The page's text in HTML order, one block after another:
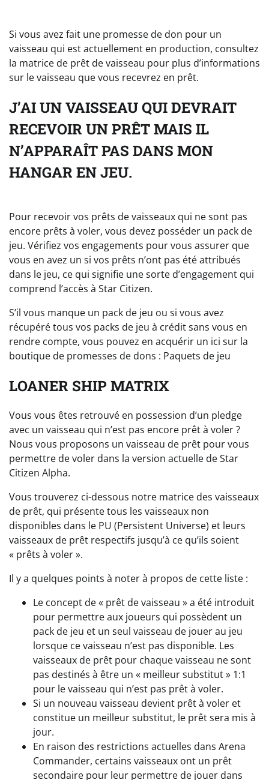
Si vous avez fait une promesse de don pour un
vaisseau qui est actuellement en production, consultez
la matrice de prêt de vaisseau pour plus d’informations
sur le vaisseau que vous recevrez en prêt.
J’AI UN VAISSEAU QUI DEVRAIT
RECEVOIR UN PRÊT MAIS IL
N’APPARAÎT PAS DANS MON
HANGAR EN JEU.
Pour recevoir vos prêts de vaisseaux qui ne sont pas
encore prêts à voler, vous devez posséder un pack de
jeu. Vérifiez vos engagements pour vous assurer que
vous en avez un si vos prêts n’ont pas été attribués
dans le jeu, ce qui signifie une sorte d’engagement qui
comprend l’accès à Star Citizen.
S’il vous manque un pack de jeu ou si vous avez
récupéré tous vos packs de jeu à crédit sans vous en
rendre compte, vous pouvez en acquérir un ici sur la
boutique de promesses de dons : Paquets de jeu
LOANER SHIP MATRIX
Vous vous êtes retrouvé en possession d’un pledge
avec un vaisseau qui n’est pas encore prêt à voler ?
Nous vous proposons un vaisseau de prêt pour vous
permettre de voler dans la version actuelle de Star
Citizen Alpha.
Vous trouverez ci-dessous notre matrice des vaisseaux
de prêt, qui présente tous les vaisseaux non
disponibles dans le PU (Persistent Universe) et leurs
vaisseaux de prêt respectifs jusqu’à ce qu’ils soient
« prêts à voler ».
Il y a quelques points à noter à propos de cette liste :
Le concept de « prêt de vaisseau » a été introduit
pour permettre aux joueurs qui possèdent un
pack de jeu et un seul vaisseau de jouer au jeu
lorsque ce vaisseau n’est pas disponible. Les
vaisseaux de prêt pour chaque vaisseau ne sont
pas destinés à être un « meilleur substitut » 1:1
pour le vaisseau qui n’est pas prêt à voler.
Si un nouveau vaisseau devient prêt à voler et
constitue un meilleur substitut, le prêt sera mis à
jour.
En raison des restrictions actuelles dans Arena
Commander, certains vaisseaux ont un prêt
secondaire pour leur permettre de jouer dans